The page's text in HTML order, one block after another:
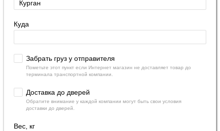
Куда
Забрать груз у отправителя
Пометьте этот пункт если Интернет магазин не доставляет товар до
терминала транспортной компании.
Доставка до дверей
Обратите внимание у каждой компании могут быть свои условия
доставки до дверей.
Вес, кг